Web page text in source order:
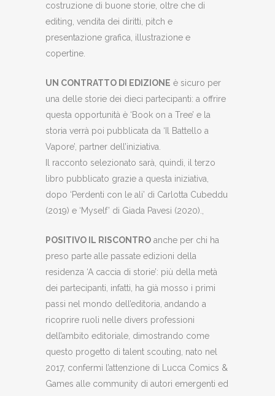
costruzione di buone storie, oltre che di
editing, vendita dei diritti, pitch e
presentazione grafica, illustrazione e
copertine.
UN CONTRATTO DI EDIZIONE è sicuro per
una delle storie dei dieci partecipanti: a offrire
questa opportunità è ‘Book on a Tree’ e la
storia verrà poi pubblicata da ‘Il Battello a
Vapore’, partner dell’iniziativa.
Il racconto selezionato sarà, quindi, il terzo
libro pubblicato grazie a questa iniziativa,
dopo ‘Perdenti con le ali’ di Carlotta Cubeddu
(2019) e ‘Myself’ di Giada Pavesi (2020).,
POSITIVO IL RISCONTRO anche per chi ha
preso parte alle passate edizioni della
residenza ‘A caccia di storie’: più della metà
dei partecipanti, infatti, ha già mosso i primi
passi nel mondo dell’editoria, andando a
ricoprire ruoli nelle divers professioni
dell’ambito editoriale, dimostrando come
questo progetto di talent scouting, nato nel
2017, confermi l’attenzione di Lucca Comics &
Games alle community di autori emergenti ed